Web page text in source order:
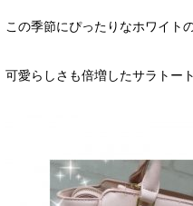
この季節にぴったりなホワイト
可愛らしさも倍増したサラトート